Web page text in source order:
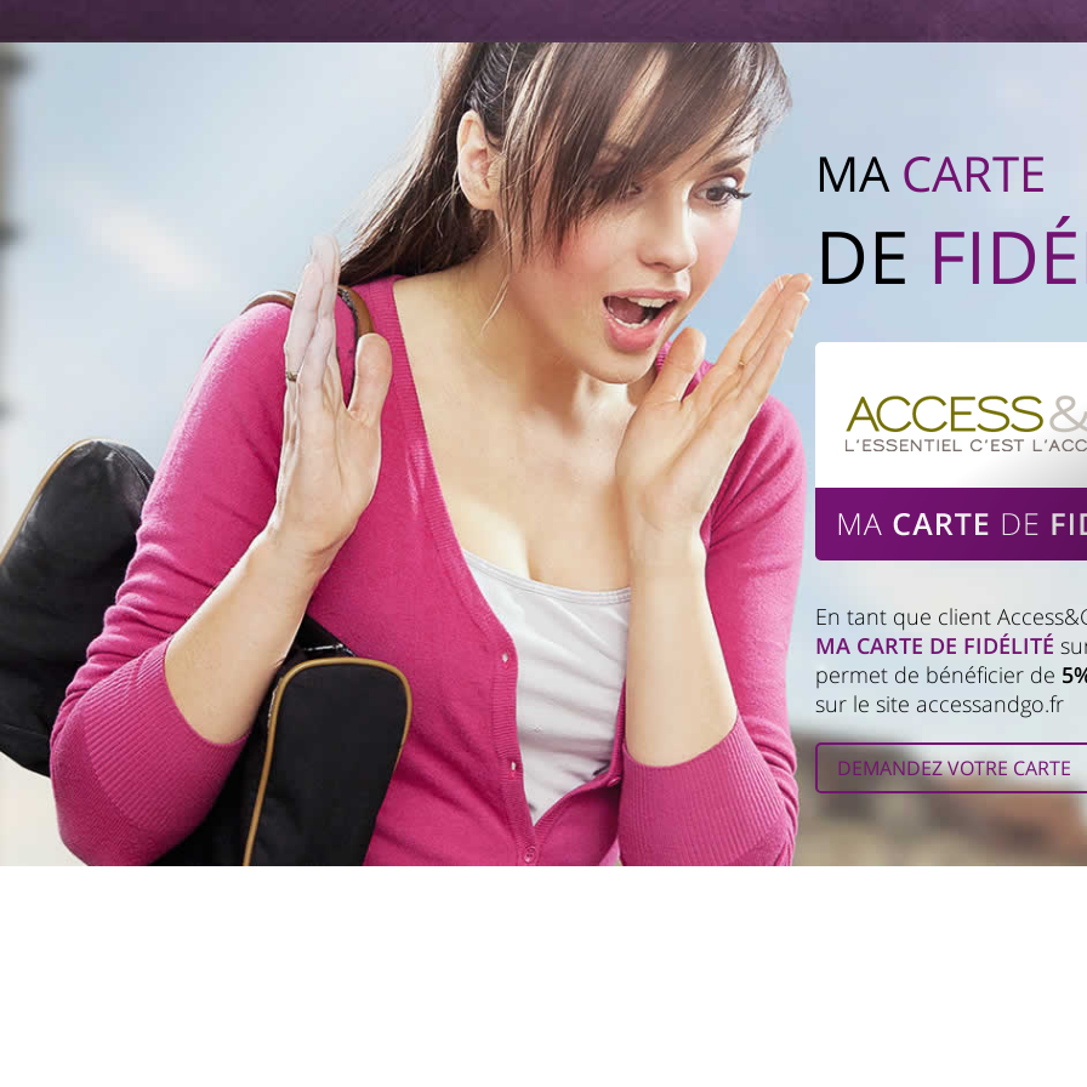
MA CARTE
DE
En tant que client
MA CARTE DE FIDÉLITÉ
permet de bénéficier de
sur le site accessandgo.fr
DEMANDEZ VOTRE CARTE